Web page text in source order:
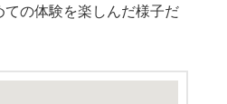
ての体験を楽しんだ様子だ